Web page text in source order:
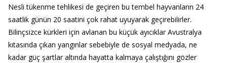
Nesli tükenme tehlikesi de geçiren bu tembel hayvanların 24
saatlik günün 20 saatini çok rahat uyuyarak geçirebilirler.
Bilinçsizce kürkleri için avlanan bu küçük ayıcıklar Avustralya
kıtasında çıkan yangınlar sebebiyle de sosyal medyada, ne
kadar güç şartlar altında hayatta kalmaya çalıştığını gözler